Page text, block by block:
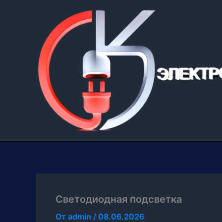
содержимому
Светодиодная подсветка
От admin / 08.06.2026